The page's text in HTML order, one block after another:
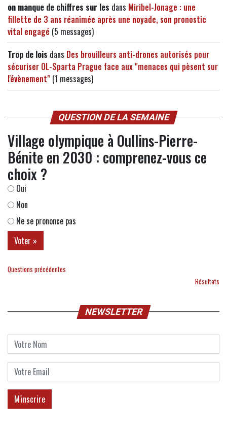
on manque de chiffres sur les dans Miribel-Jonage : une
fillette de 3 ans réanimée après une noyade, son pronostic
vital engagé (5 messages)
Trop de lois dans Des brouilleurs anti-drones autorisés pour
sécuriser OL-Sparta Prague face aux "menaces qui pèsent sur
l'évènement" (1 messages)
QUESTION DE LA SEMAINE
Village olympique à Oullins-Pierre-
Bénite en 2030 : comprenez-vous ce
choix ?
Oui
Non
Ne se prononce pas
Questions précédentes
Résultats
NEWSLETTER